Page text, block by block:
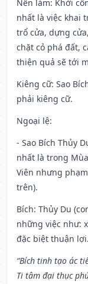
Nên làm: Khởi
nhất là việc khai
trổ cửa, dựng
chặt cỏ phá đất,
thiện quả sẽ tới
Kiêng cữ: Sao
phải kiêng cữ.
Ngoại lệ:
- Sao Bích Thủy
nhất là trong
Viên nhưng
trên).
Bích: Thủy Du
những việc như:
đặc biệt thuận lợi.
“Bích tinh tạo ác
Ti tâm đại thục